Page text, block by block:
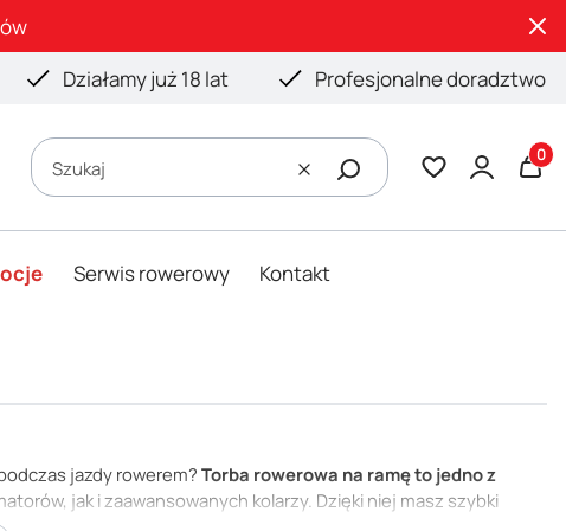
Działamy już 18 lat Profesjonalne doradztwo
WyczyśćSzukaj
Serwis rowerowy Kontakt
jazdy rowerem? Torba rowerowa na ramę to jedno z
jak i zaawansowanych kolarzy. Dzięki niej masz szybki
– bez konieczności zatrzymywania się i zdejmowania